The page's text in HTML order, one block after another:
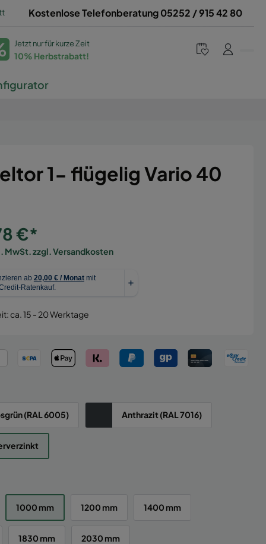
Kostenlose Telefonberatung 05252 / 915 42 80
Jetzt nur für kurze Zeit
10% Herbstrabatt!
1- flügelig Vario 40
€*
MwSt. zzgl. Versandkosten
ca. 15 - 20 Werktage
(RAL 6005) Anthrazit (RAL 7016)
1000 mm 1200 mm 1400 mm
1830 mm 2030 mm